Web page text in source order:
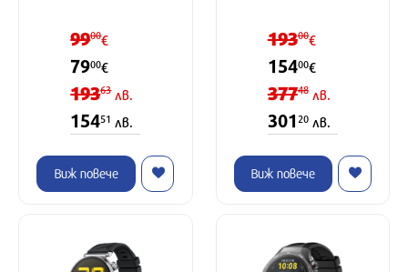
9900€
7900€
19363лв.
15451 лв.
Виж повече
19300€
15400€
37748лв.
301 20лв.
Виж повече